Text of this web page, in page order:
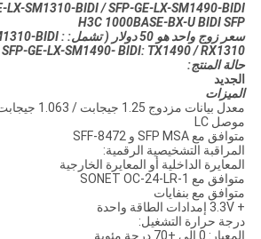
H3C 1000BASE-BX-U BIDI SFP
سعر زوج واحد هو 50 دولار (
تشمل: BIDI:
SFP-GE-LX-SM1490-BIDI: TX1490 / RX1310
حالة المنتج:
الجديد
الميزات
معدل بيانات مزدوج 1.25 جيجابت / 1.063 جيجابت في الثانية
موصل LC
متوافق مع SFP MSA و SFF-8472
المراقبة التشخيصية الرقمية:
المعايرة الداخلية أو المعايرة الخارجية
متوافق مع SONET OC-24-LR-1
متوافق مع بنفايات
+ 3.3V إمدادات الطاقة واحدة
درجة حرارة التشغيل:
المعيار: 0 إلى +70 درجة مئوية